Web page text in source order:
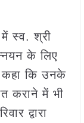
में स्व. श्री
के लिए
कहा कि उनके
कराने में भी
द्वारा